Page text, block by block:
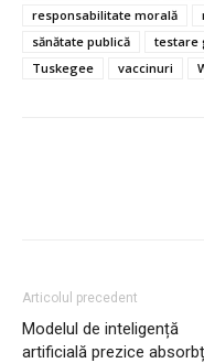
responsabilitate morală
sănătate publică
testare
Tuskegee
vaccinuri
Articolul precedent
Modelul de inteligență
artificială prezice